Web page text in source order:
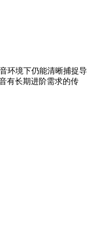
环境下仍能清晰捕捉导
有长期进阶需求的传